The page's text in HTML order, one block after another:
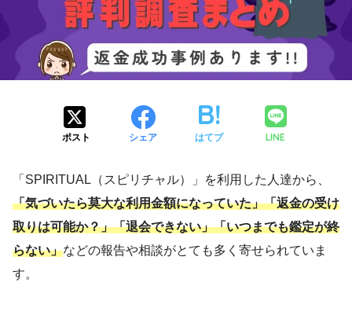
ポスト シェア はてブ LINE
「SPIRITUAL（スピリチャル）」を利用した人達から、
「気づいたら莫大な利用金額になっていた」「返金の受け
取りは可能か？」「退会できない」「いつまでも鑑定が終
らない」などの報告や相談がとても多く寄せられていま
す。